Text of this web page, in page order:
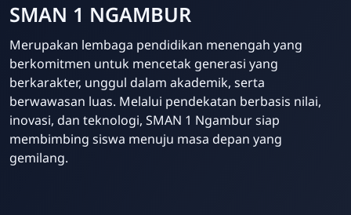
SMAN 1 NGAMBUR
Merupakan lembaga pendidikan menengah yang
berkomitmen untuk mencetak generasi yang
berkarakter, unggul dalam akademik, serta
berwawasan luas. Melalui pendekatan berbasis nilai,
inovasi, dan teknologi, SMAN 1 Ngambur siap
membimbing siswa menuju masa depan yang
gemilang.